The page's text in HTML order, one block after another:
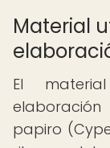
Material
El
papiro